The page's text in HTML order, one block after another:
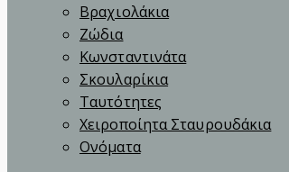
Βραχιολάκια
Ζώδια
Κωνσταντινάτα
Σκουλαρίκια
Ταυτότητες
Χειροποίητα Σταυρουδάκια
Ονόματα